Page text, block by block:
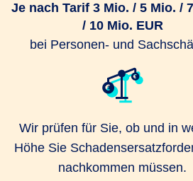
Je nach Tarif 3 Mio. / 5 Mio. /
/ 10 Mio. EUR
bei Personen- und
Wir prüfen für Sie, ob und in
Höhe Sie
nachkommen müssen.